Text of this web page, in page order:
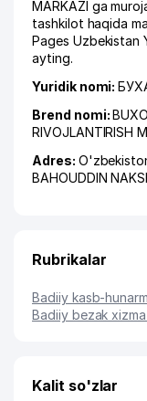
MARKAZI ga
tashkilot haqida
Pages Uzbekistan
ayting.
Yuridik nomi:
Brend nomi:
RIVOJLANTIRISH
Adres:
BAHOUDDIN
Rubrikalar
Badiiy kasb-
Badiiy bezak
Kalit so'zlar